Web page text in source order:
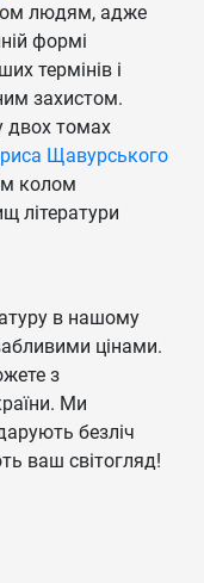
людям, адже
формі
термінів і
захистом.
двох томах
Щавурського
колом
літератури
в нашому
цінами.
з
Ми
безліч
ваш світогляд!